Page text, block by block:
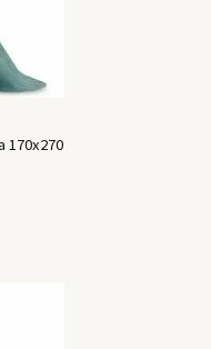
170x270